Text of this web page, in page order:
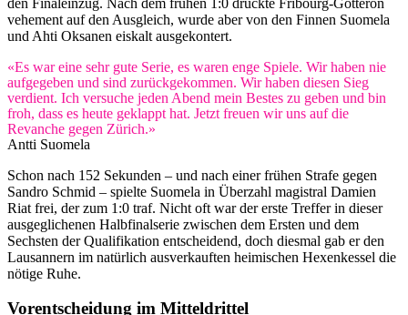
vehement auf den Ausgleich, wurde aber von den Finnen Suomela
und Ahti Oksanen eiskalt ausgekontert.
«Es war eine sehr gute Serie, es waren enge Spiele. Wir haben nie
aufgegeben und sind zurückgekommen. Wir haben diesen Sieg
verdient. Ich versuche jeden Abend mein Bestes zu geben und bin
froh, dass es heute geklappt hat. Jetzt freuen wir uns auf die
Revanche gegen Zürich.»
Antti Suomela
Schon nach 152 Sekunden – und nach einer frühen Strafe gegen
Sandro Schmid – spielte Suomela in Überzahl magistral Damien
Riat frei, der zum 1:0 traf. Nicht oft war der erste Treffer in dieser
ausgeglichenen Halbfinalserie zwischen dem Ersten und dem
Sechsten der Qualifikation entscheidend, doch diesmal gab er den
Lausannern im natürlich ausverkauften heimischen Hexenkessel die
nötige Ruhe.
Vorentscheidung im Mitteldrittel